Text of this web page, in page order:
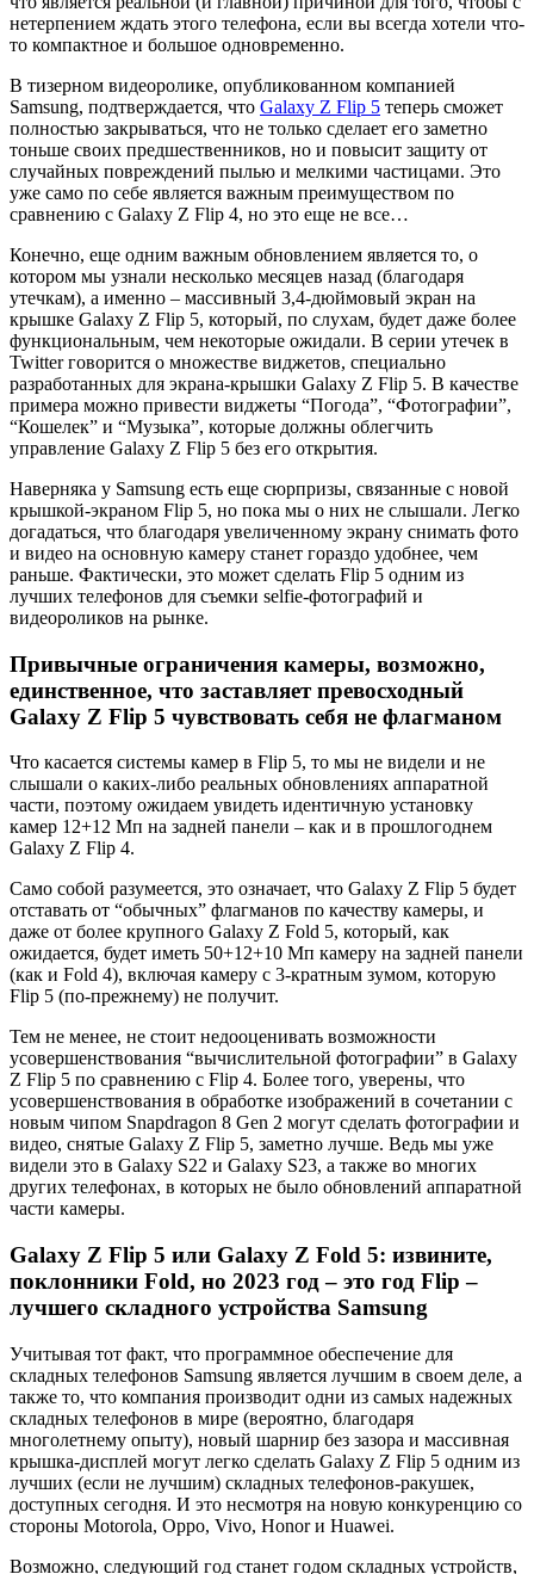
нетерпением ждать этого телефона, если вы всегда хотели что-
то компактное и большое одновременно.
В тизерном видеоролике, опубликованном компанией
Samsung, подтверждается, что Galaxy Z Flip 5 теперь сможет
полностью закрываться, что не только сделает его заметно
тоньше своих предшественников, но и повысит защиту от
случайных повреждений пылью и мелкими частицами. Это
уже само по себе является важным преимуществом по
сравнению с Galaxy Z Flip 4, но это еще не все…
Конечно, еще одним важным обновлением является то, о
котором мы узнали несколько месяцев назад (благодаря
утечкам), а именно – массивный 3,4-дюймовый экран на
крышке Galaxy Z Flip 5, который, по слухам, будет даже более
функциональным, чем некоторые ожидали. В серии утечек в
Twitter говорится о множестве виджетов, специально
разработанных для экрана-крышки Galaxy Z Flip 5. В качестве
примера можно привести виджеты “Погода”, “Фотографии”,
“Кошелек” и “Музыка”, которые должны облегчить
управление Galaxy Z Flip 5 без его открытия.
Наверняка у Samsung есть еще сюрпризы, связанные с новой
крышкой-экраном Flip 5, но пока мы о них не слышали. Легко
догадаться, что благодаря увеличенному экрану снимать фото
и видео на основную камеру станет гораздо удобнее, чем
раньше. Фактически, это может сделать Flip 5 одним из
лучших телефонов для съемки selfie-фотографий и
видеороликов на рынке.
Привычные ограничения камеры, возможно,
единственное, что заставляет превосходный
Galaxy Z Flip 5 чувствовать себя не флагманом
Что касается системы камер в Flip 5, то мы не видели и не
слышали о каких-либо реальных обновлениях аппаратной
части, поэтому ожидаем увидеть идентичную установку
камер 12+12 Мп на задней панели – как и в прошлогоднем
Galaxy Z Flip 4.
Само собой разумеется, это означает, что Galaxy Z Flip 5 будет
отставать от “обычных” флагманов по качеству камеры, и
даже от более крупного Galaxy Z Fold 5, который, как
ожидается, будет иметь 50+12+10 Мп камеру на задней панели
(как и Fold 4), включая камеру с 3-кратным зумом, которую
Flip 5 (по-прежнему) не получит.
Тем не менее, не стоит недооценивать возможности
усовершенствования “вычислительной фотографии” в Galaxy
Z Flip 5 по сравнению с Flip 4. Более того, уверены, что
усовершенствования в обработке изображений в сочетании с
новым чипом Snapdragon 8 Gen 2 могут сделать фотографии и
видео, снятые Galaxy Z Flip 5, заметно лучше. Ведь мы уже
видели это в Galaxy S22 и Galaxy S23, а также во многих
других телефонах, в которых не было обновлений аппаратной
части камеры.
Galaxy Z Flip 5 или Galaxy Z Fold 5: извините,
поклонники Fold, но 2023 год – это год Flip –
лучшего складного устройства Samsung
Учитывая тот факт, что программное обеспечение для
складных телефонов Samsung является лучшим в своем деле, а
также то, что компания производит одни из самых надежных
складных телефонов в мире (вероятно, благодаря
многолетнему опыту), новый шарнир без зазора и массивная
крышка-дисплей могут легко сделать Galaxy Z Flip 5 одним из
лучших (если не лучшим) складных телефонов-ракушек,
доступных сегодня. И это несмотря на новую конкуренцию со
стороны Motorola, Oppo, Vivo, Honor и Huawei.
Возможно, следующий год станет годом складных устройств,